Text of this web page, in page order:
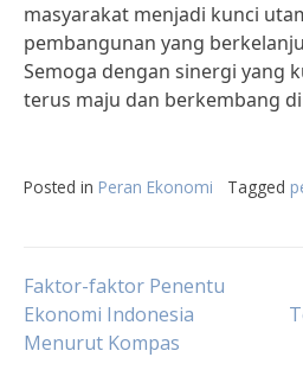
masyarakat menjadi kunci
pembangunan yang
Semoga dengan sinergi yang
terus maju dan berkembang
Posted in Peran Ekonomi Tagged
Post
navigation
Faktor-faktor Penentu
Ekonomi Indonesia
Menurut Kompas